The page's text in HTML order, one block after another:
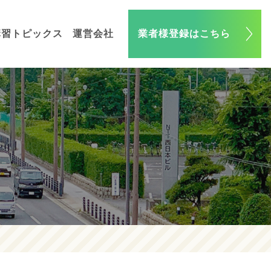
トピックス 運営会社 業者様登録はこちら